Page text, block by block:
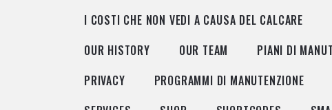
I COSTI CHE NON VEDI A CAUSA DEL CALCARE
OUR HISTORY
OUR TEAM PIANI DI
PRIVACY
PROGRAMMI DI MANUTENZIONE